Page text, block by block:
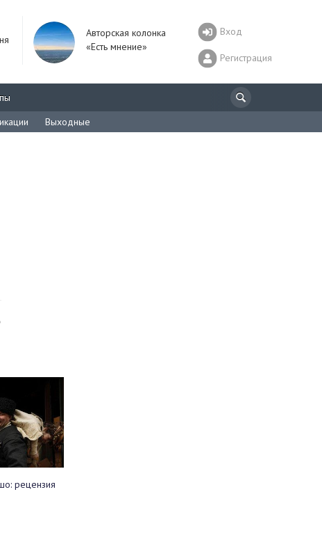
Авторская колонка
«Есть мнение»
Вход
Регистрация
Выходные
рецензия